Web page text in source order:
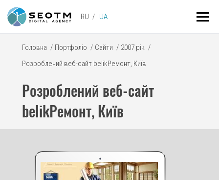
RU UA
Головна / Портфоліо / Сайти / 2007 рік /
Розроблений веб-сайт belikРемонт, Київ
Розроблений веб-сайт
belikРемонт, Київ